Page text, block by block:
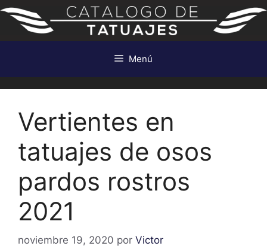
Saltar
contenido
Menú
Vertientes en
tatuajes de osos
pardos rostros
2021
noviembre 19, 2020 por Victor